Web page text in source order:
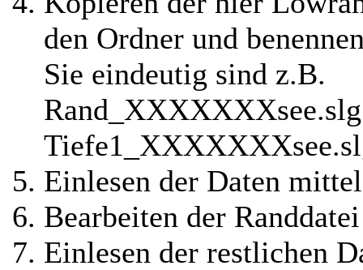
den Ordner und
Sie eindeutig sind z.B.
Einlesen der Daten
Bearbeiten der Randdatei
Einlesen der restlichen